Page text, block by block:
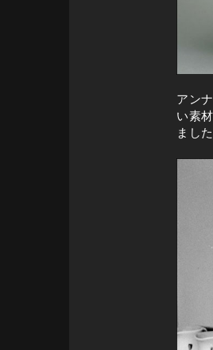
アン
い素
まし